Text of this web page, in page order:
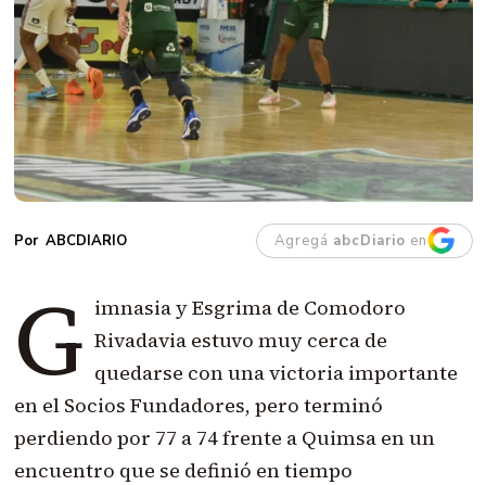
ABCDIARIO Agregá abcDiario en
G imnasia y Esgrima de Comodoro
Rivadavia estuvo muy cerca de
quedarse con una victoria importante
en el Socios Fundadores, pero terminó
perdiendo por 77 a 74 frente a Quimsa en un
encuentro que se definió en tiempo